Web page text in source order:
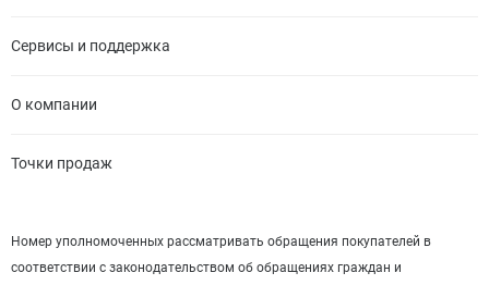
Сервисы и поддержка
О компании
Точки продаж
Номер уполномоченных рассматривать обращения покупателей в
соответствии с законодательством об обращениях граждан и